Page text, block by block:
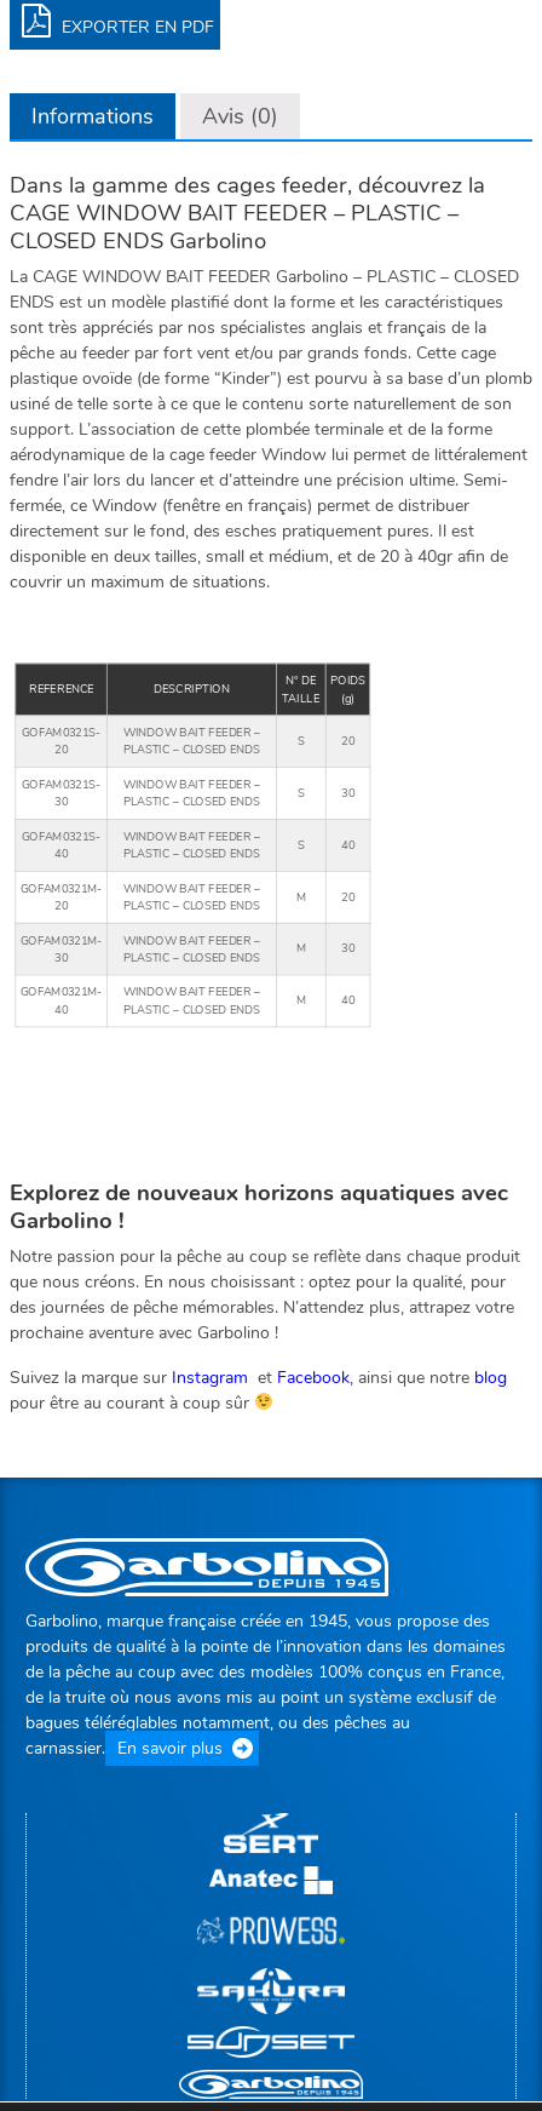
EXPORTER EN PDF
Informations Avis (0)
Dans la gamme des cages feeder, découvrez la
CAGE WINDOW BAIT FEEDER – PLASTIC –
CLOSED ENDS Garbolino
La CAGE WINDOW BAIT FEEDER Garbolino – PLASTIC – CLOSED
ENDS est un modèle plastifié dont la forme et les caractéristiques
sont très appréciés par nos spécialistes anglais et français de la
pêche au feeder par fort vent et/ou par grands fonds. Cette cage
plastique ovoïde (de forme “Kinder”) est pourvu à sa base d’un plomb
usiné de telle sorte à ce que le contenu sorte naturellement de son
support. L’association de cette plombée terminale et de la forme
aérodynamique de la cage feeder Window lui permet de littéralement
fendre l’air lors du lancer et d’atteindre une précision ultime. Semi-
fermée, ce Window (fenêtre en français) permet de distribuer
directement sur le fond, des esches pratiquement pures. Il est
disponible en deux tailles, small et médium, et de 20 à 40gr afin de
couvrir un maximum de situations.
REFERENCE DESCRIPTION
N° DE
TAILLE
POIDS
(g)
GOFAM0321S-
20
WINDOW BAIT FEEDER –
PLASTIC – CLOSED ENDS
S 20
GOFAM0321S-
30
WINDOW BAIT FEEDER –
PLASTIC – CLOSED ENDS
S 30
GOFAM0321S-
40
WINDOW BAIT FEEDER –
PLASTIC – CLOSED ENDS
S 40
GOFAM0321M-
20
WINDOW BAIT FEEDER –
PLASTIC – CLOSED ENDS
M 20
GOFAM0321M-
30
WINDOW BAIT FEEDER –
PLASTIC – CLOSED ENDS
M 30
GOFAM0321M-
40
WINDOW BAIT FEEDER –
PLASTIC – CLOSED ENDS
M 40
Explorez de nouveaux horizons aquatiques avec
Garbolino !
Notre passion pour la pêche au coup se reflète dans chaque produit
que nous créons. En nous choisissant : optez pour la qualité, pour
des journées de pêche mémorables. N’attendez plus, attrapez votre
prochaine aventure avec Garbolino !
Suivez la marque sur Instagram et Facebook, ainsi que notre blog
pour être au courant à coup sûr
Garbolino, marque française créée en 1945, vous propose des
produits de qualité à la pointe de l’innovation dans les domaines
de la pêche au coup avec des modèles 100% conçus en France,
de la truite où nous avons mis au point un système exclusif de
bagues téléréglables notamment, ou des pêches au
carnassier. En savoir plus